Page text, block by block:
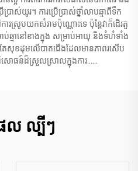
ាស់យូរ។ ការប្រើប្រាស់ថ្នាំលាបឆ្មាពីទឹក
រូបយកសំរាមប៉ុណ្ណោះទេ ប៉ុន្តែវាក៏ដើរតួ
មានៅខាងក្នុង សម្រាប់អាយុ និងទំហំទាំង
តែសុខដុមលើបាតជើងដែលមានភាពរសើប
ធន៍ដ៏ស្រួលស្រាលក្នុងការ​​​​​​​​​​​​​​​​​​​​​​​​​​​​​​​​​​​​​​​​​​​​​​​​​​​​​​​​​​​​​​​​​​​​​​​​​​​​​​​​​​​​​​​​​​​​​​​​​​​​​​​​​​​​​​​​​​​​​​​​​​​​​​​​​​​​​​​​​​​​​​​​​​​​​​​​​​​​​​​​​​​​​​​​​​​​​​​​​​​​​​​​​​​​​​​​​​​​​​​​​​​​​​​​​​​​​​​​​​​​​​​​​​​​​​​​​​​​​​​​​​​​​​​​​​​​​​​​​​​​​​​​​​​​​​​​​​​​​​​​​​​​​​​​​​​​​​​​​​​​​​​​​​​​​​​​​​​​​​​​​​​​​​​​​​​​​​​​​​​​​​​​​​​​​​​​​​​​​​​​​​​​​​​​​​​​​​​​​​​​​​​​​​​​​​​​​​​​​​​​​​​​​​​​​​​​​​​​​​​​​​​​​​​​​​​​​​​​​​​​​​​​​​​​​​​​​​​​​​​​​​​​​​​​​​​​​​​​​​​​​​​​​​​​​​​​​​​​​​​​......
ល ល្បីៗ